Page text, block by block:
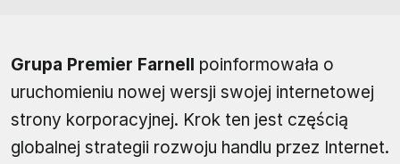
Grupa Premier Farnell poinformowała o
uruchomieniu nowej wersji swojej internetowej
strony korporacyjnej. Krok ten jest częścią
globalnej strategii rozwoju handlu przez Internet.